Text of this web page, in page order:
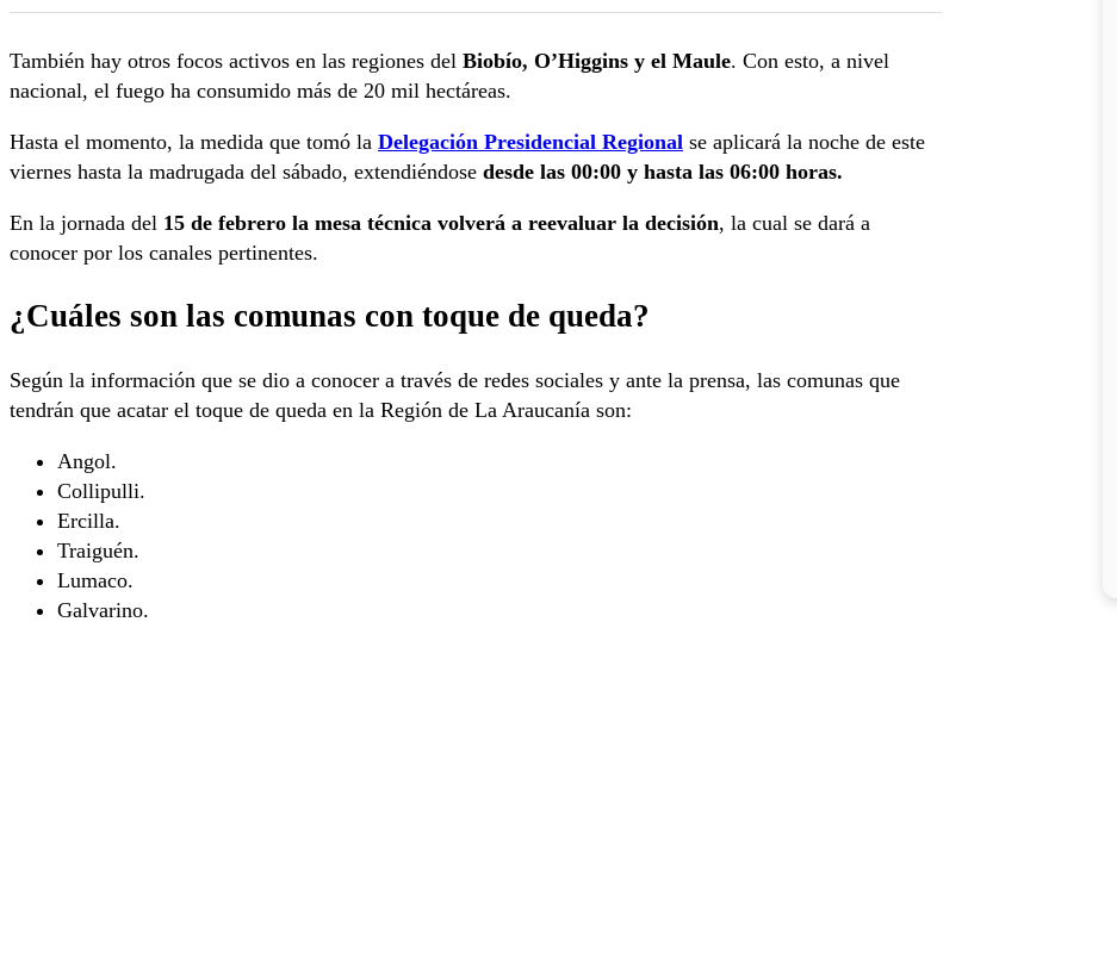
También hay otros focos activos en las regiones del Biobío, O’Higgins y el Maule. Con esto, a nivel
nacional, el fuego ha consumido más de 20 mil hectáreas.
Hasta el momento, la medida que tomó la Delegación Presidencial Regional se aplicará la noche de este
viernes hasta la madrugada del sábado, extendiéndose desde las 00:00 y hasta las 06:00 horas.
En la jornada del 15 de febrero la mesa técnica volverá a reevaluar la decisión, la cual se dará a
conocer por los canales pertinentes.
¿Cuáles son las comunas con toque de queda?
Según la información que se dio a conocer a través de redes sociales y ante la prensa, las comunas que
tendrán que acatar el toque de queda en la Región de La Araucanía son:
Angol.
Collipulli.
Ercilla.
Traiguén.
Lumaco.
Galvarino.